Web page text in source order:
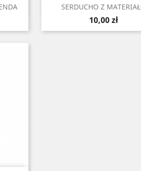
SERDUCHO Z
Cena
10,00 zł
Szybki podgląd